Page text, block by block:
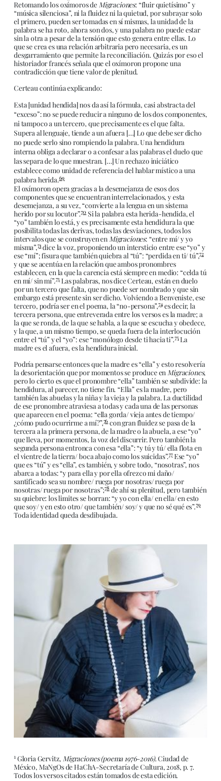
Retomando los oxímoros deMigraciones: “fluir quietísimo” y
“música silenciosa”, ni la fluidez ni la quietud, por subrayar solo
el primero, pueden ser tomadas en sí mismas, la unidad de la
palabra se ha roto, ahora son dos, y una palabra no puede estar
sin la otra a pesar de la tensión que esto genera entre ellas. Lo
que se crea es una relación arbitraria pero necesaria, es un
desgarramiento que permite la reconciliación. Quizás por eso el
historiador francés señala que el oxímoron propone una
contradicción que tiene valor de plenitud.
Certeau continúa explicando:
Esta [unidad hendida] nos da así la fórmula, casi abstracta del
“exceso”: no se puede reducir a ninguno de los dos componentes,
ni tampoco a un tercero, que precisamente es el que falta.
Supera al lenguaje, tiende a un afuera […] Lo que debe ser dicho
no puede serlo sino rompiendo la palabra. Una hendidura
interna obliga a declarar o a confesar a las palabras el duelo que
las separa de lo que muestran. […] Un rechazo iniciático
establece como unidad de referencia del hablar místico a una
palabra herida.69
El oxímoron opera gracias a la desemejanza de esos dos
componentes que se encuentran interrelacionados, y esta
desemejanza, a su vez, “convierte a la lengua en un sistema
herido por su locutor”.70 Si la palabra esta herida-hendida, el
“yo” también lo está, y es precisamente esta hendidura la que
posibilita todas las derivas, todas las desviaciones, todos los
intervalos que se construyen enMigraciones: “entre mí/ y yo
misma”,71dice la voz, proponiendo un intersticio entre ese “yo” y
ese “mí”; fisura que también quiebra al “tú”: “perdida en ti/ tú”,72
y que se acentúa en la relación que ambos pronombres
establecen, en la que la carencia está siempre en medio: “celda tú
en mí/ sin mí”.73Las palabras, nos dice Certeau, están en duelo
por un tercero que falta, que no puede ser nombrado y que sin
embargo está presente sin ser dicho. Volviendo a Benveniste, ese
tercero, podría ser en el poema, la “no-persona”,74es decir, la
tercera persona, que entreverada entre los versos es la madre; a
la que se ronda, de la que se habla, a la que se escucha y obedece,
y la que, a un mismo tiempo, se queda fuera de la interlocución
entre el “tú” y el “yo”: ese “monólogo desde ti hacia ti”.75La
madre es el afuera, es la hendidura inicial.
Podría pensarse entonces que la madre es “ella” y esto resolvería
la desorientación que por momentos se produce enMigraciones,
pero lo cierto es que el pronombre “ella” también se subdivide: la
hendidura, al parecer, no tiene fin. “Ella” es la madre, pero
también las abuelas y la niña y la vieja y la palabra. La ductilidad
de ese pronombre atraviesa a todas y cada una de las personas
que aparecen en el poema: “ella gorda/ vieja antes de tiempo/
¿cómo pudo ocurrirme a mí?”,76con gran fluidez se pasa de la
tercera a la primera persona, de la madre o la abuela, a ese “yo”
que lleva, por momentos, la voz del discurrir. Pero también la
segunda persona entronca con esa “ella”: “y tú y tú/ ella flota en
el vientre de la tierra/ boca abajo como los suicidas”.77Ese “yo”
que es “tú” y es “ella”, es también, y sobre todo, “nosotras”, nos
abarca a todas: “y para ella y por ella ofrezco mi daño/
santificado sea su nombre/ ruega por nosotras/ ruega por
nosotras/ ruega por nosotras”;78de ahí su plenitud, pero también
su quiebre: los limites se borran: “y yo con ella/ en ella/ en esto
que soy/ y en esto otro/ que también/ soy/ y que no sé qué es”.79
Toda identidad queda desdibujada.
1Gloria Gervitz,Migraciones(poema 1976-2016). Ciudad de
México, MaNgOs de HaChA-Secretaría de Cultura, 2018, p. 7.
Todos los versos citados están tomados de esta edición.